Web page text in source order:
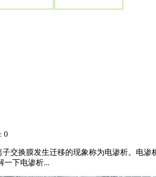
0
交换膜发生迁移的现象称为电渗析。电
一下电渗析...